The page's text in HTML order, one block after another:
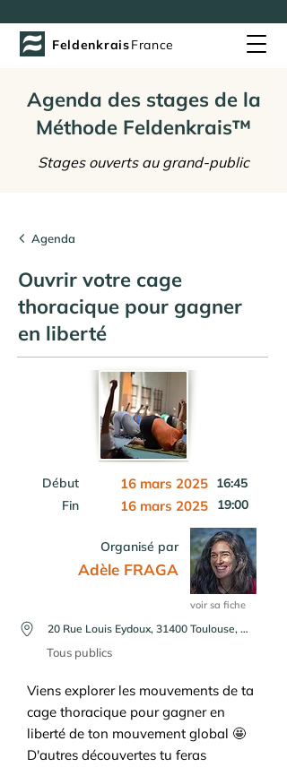
FeldenkraisFrance
Agenda des stages de la
Méthode Feldenkrais™
Stages ouverts au grand-public
Agenda
Ouvrir votre cage
thoracique pour gagner
en liberté
Début 16 mars 2025 16:45
Fin
16 mars 2025 19:00
Organisé par
Adèle FRAGA
voir sa fiche
20 Rue Louis Eydoux, 31400 Toulouse, France
Tous publics
Viens explorer les mouvements de ta
cage thoracique pour gagner en
liberté de ton mouvement global 🤩
D'autres découvertes tu feras